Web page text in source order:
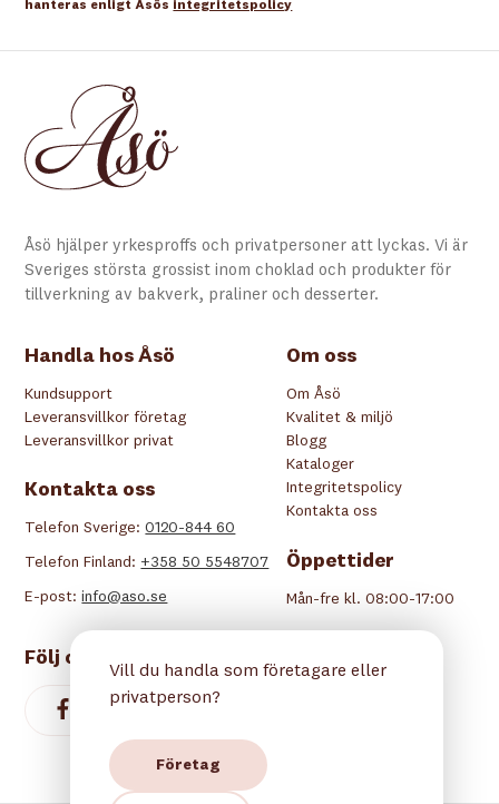
hanteras enligt Åsös integritetspolicy
Åsö hjälper yrkesproffs och privatpersoner att lyckas. Vi är
Sveriges största grossist inom choklad och produkter för
tillverkning av bakverk, praliner och desserter.
Om oss
Om Åsö
Kvalitet & miljö
Blogg
Kataloger
Integritetspolicy
Kontakta oss
Öppettider
Mån-fre kl. 08:00-17:00
Handla hos Åsö
Kundsupport
Leveransvillkor företag
Leveransvillkor privat
Kontakta oss
Telefon Sverige:0120-844 60
Telefon Finland: +358 50 5548707
E-post:info@aso.se
Följ oss
Vill du handla som företagare eller
privatperson?
Företag